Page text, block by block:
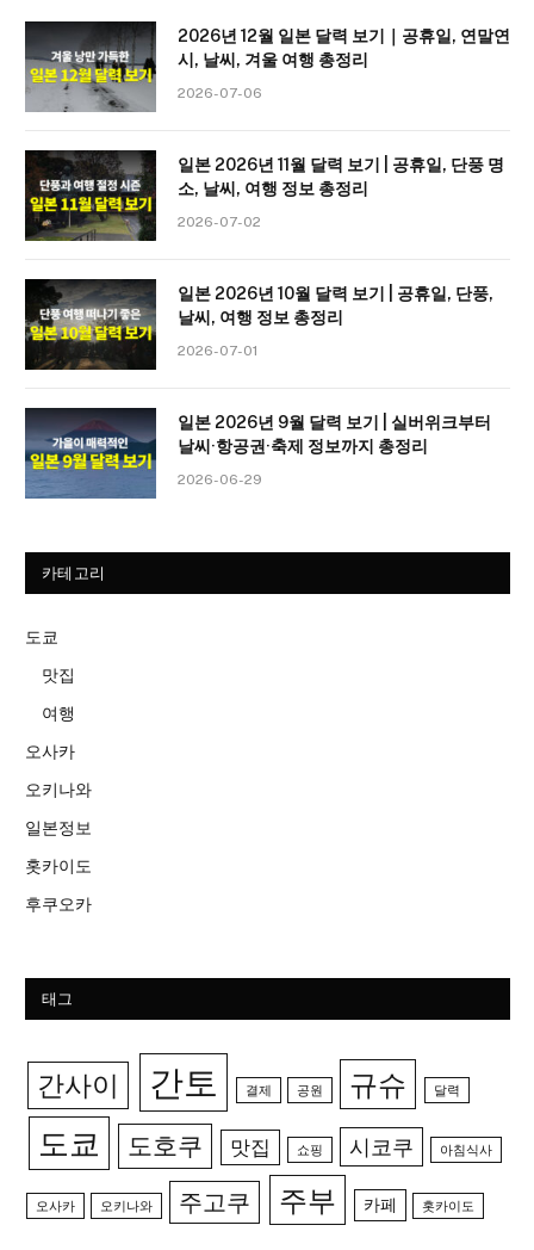
2026년 12월 일본 달력 보기｜공휴일, 연말연
시, 날씨, 겨울 여행 총정리
2026-07-06
일본 2026년 11월 달력 보기 | 공휴일, 단풍 명
소, 날씨, 여행 정보 총정리
2026-07-02
일본 2026년 10월 달력 보기 | 공휴일, 단풍,
날씨, 여행 정보 총정리
2026-07-01
일본 2026년 9월 달력 보기 | 실버위크부터
날씨·항공권·축제 정보까지 총정리
2026-06-29
카테고리
도쿄
맛집
여행
오사카
오키나와
일본정보
홋카이도
후쿠오카
태그
간사이 간토 결제 공원 규슈 달력
도쿄 도호쿠 맛집 쇼핑 시코쿠 아침식사
오사카 오키나와 주고쿠 주부 카페 홋카이도